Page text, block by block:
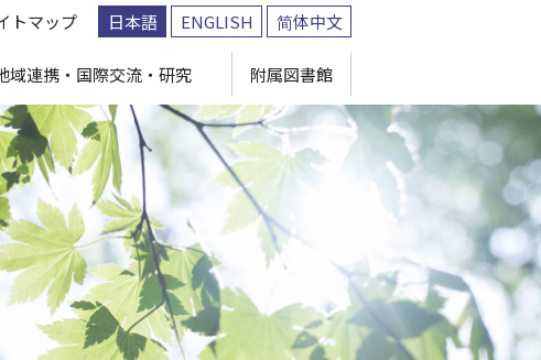
日本語 ENGLISH 简体中文
トマップ
域連携・国際交流・研究 附属図書館